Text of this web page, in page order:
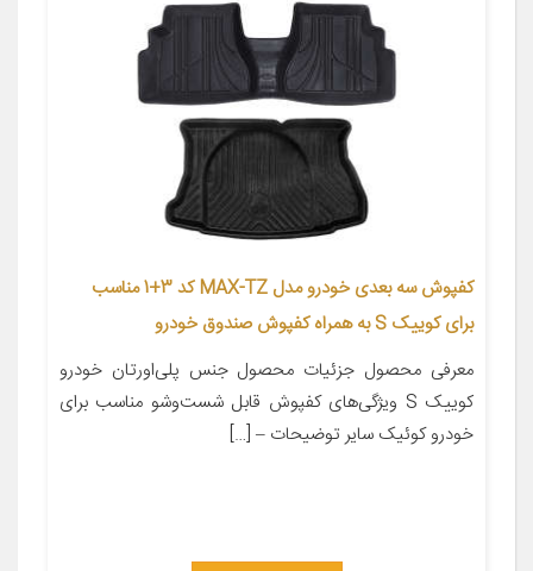
کفپوش سه بعدی خودرو مدل MAX-TZ کد 3+1 مناسب
برای کوییک S به همراه کفپوش صندوق خودرو
معرفی محصول جزئیات محصول جنس پلی‌اورتان خودرو
کوییک S ویژگی‌های کفپوش قابل شست‌وشو مناسب برای
خودرو کوئیک سایر توضیحات – […]